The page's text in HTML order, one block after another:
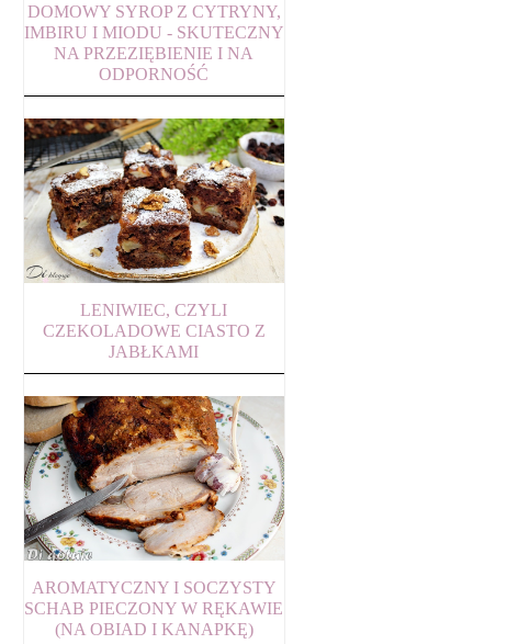
DOMOWY SYROP Z CYTRYNY,
IMBIRU I MIODU - SKUTECZNY
NA PRZEZIĘBIENIE I NA
ODPORNOŚĆ
LENIWIEC, CZYLI
CZEKOLADOWE CIASTO Z
JABŁKAMI
AROMATYCZNY I SOCZYSTY
SCHAB PIECZONY W RĘKAWIE
(NA OBIAD I KANAPKĘ)